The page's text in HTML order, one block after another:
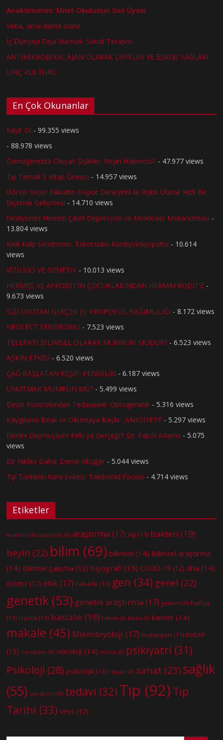
Anaksimenes: Milet Okulunun Son Üyesi
Veba, ama danslı olanı!
İç Dünyayı Dışa Vurmak: Sanat Terapisi
ANTİMİKROBİYAL AJAN OLARAK LİPİTLER VE ESANS YAĞLARI
LİNÇ KÜLTÜRÜ
En Çok Okunanlar
Kayıt Ol - 99.355 views
- 88.978 views
Damağımızda Oluşan Şişlikler Neyin Habercisi? - 47.977 views
Tıp Temalı 3 Kitap Önerisi - 14.957 views
Görsel Seçici Dikkatin E-spor Deneyimi ile İlişkili Olarak Hızlı Bir
Biçimde Gelişmesi - 14.710 views
Girdiyseniz Hemen Çıkın! Depresyon ve Moleküler Mekanizması -
13.804 views
Kırık Kalp Sendromu: Takotsubo Kardiyomiyopatisi - 10.614
views
VİTİLİGO VE GENETİK - 10.013 views
HERMES VE AFRODİT’İN ÇOCUKLARINDAN HERMAFRODİT’E -
9.673 views
SİZİ UYUTAN GERÇEK (!): PROPOFOL BAĞIMLILIĞI - 8.172 views
NEGLECT SENDROMU - 7.523 views
TELEPATİ BİLİMSEL OLARAK MÜMKÜN MÜDÜR? - 6.523 views
AŞKIN ETKİSİ - 6.520 views
ÇAĞ BAŞLATAN KEŞİF: PENİSİLİN - 6.187 views
UNUTMAK MÜMKÜN MÜ? - 5.499 views
Beyin Kontrolünden Tedavisine: Optogenetik - 5.316 views
Kaygılarını Bırak ve Okumaya Başla : ANKSİYETE - 5.297 views
Filmini Duymuştum Peki ya Gerçeği?: Dr. Patch Adams - 5.075
views
Bir Nefes Daha: Demir Akciğer - 5.044 views
Tıp Tarihinin Kara Lekesi: Talidomid Faciası - 4.714 views
Etiketler
Anatomi (8) anksiyete (8) araştırma (17) Aşı (11) bakteri (19)
beyin (22) bilim (69) bilimsel (14) Bilimsel araştırma
(14) Bilimsel çalışma (13) biyografi (15) COVID-19 (12) dna (14)
doktor (12) etik(17) Felsefe (11) gen (34) genel (22)
genetik (53) genetik araştırma (17) genom (9) hafıza
(11) Hasta (11) hastalık(19) hekim (8) kadın (8) kanser (14)
makale (45) Mikrobiyoloji (17) mutasyon (11) nobel
(13) nörobilim (8) nöroloji (14) nöron (8) psikiyatri (31)
Psikoloji (28) psikolojik (11) ressam (8) sanat (23) sağlık
(55) sendrom (9) tedavi (32) Tıp (92) Tıp
Tarihi (33) virüs (12)